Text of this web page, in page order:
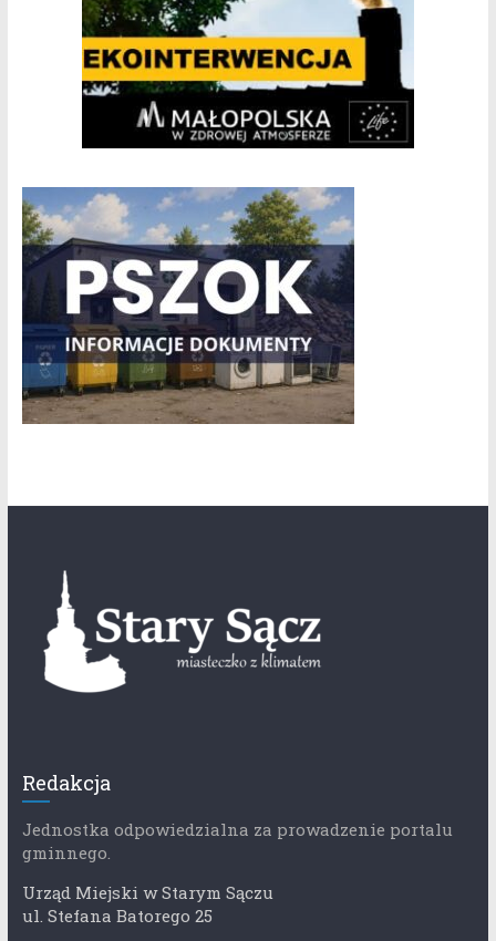
Redakcja
Jednostka odpowiedzialna za prowadzenie portalu
gminnego.
Urząd Miejski w Starym Sączu
ul. Stefana Batorego 25